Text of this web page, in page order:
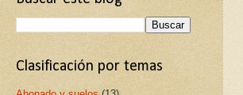
Clasificación por temas